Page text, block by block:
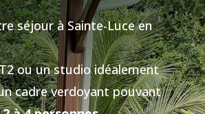
séjour à Sainte-Luce en
ou un studio idéalement
cadre verdoyant pouvant